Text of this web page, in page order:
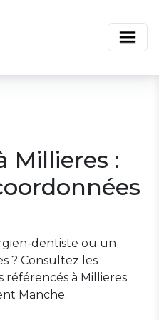
Millieres :
dentiste ou un
? Consultez les
référencés à Millieres
Manche.